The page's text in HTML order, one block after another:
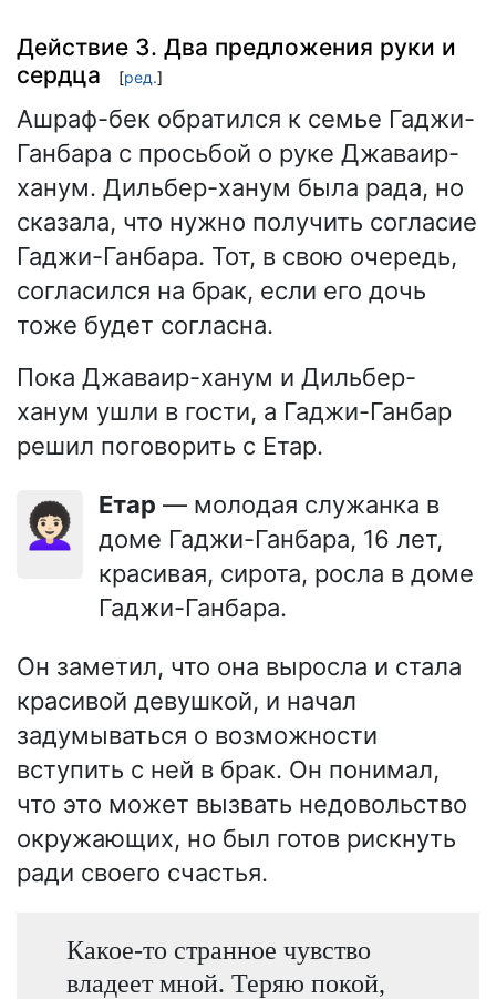
Действие 3. Два предложения руки и
сердца
[ред.]
Ашраф-бек обратился к семье Гаджи-
Ганбара с просьбой о руке Джаваир-
ханум. Дильбер-ханум была рада, но
сказала, что нужно получить согласие
Гаджи-Ганбара. Тот, в свою очередь,
согласился на брак, если его дочь
тоже будет согласна.
Пока Джаваир-ханум и Дильбер-
ханум ушли в гости, а Гаджи-Ганбар
решил поговорить с Етар.
👩🏻‍🦱 Етар — молодая служанка в
доме Гаджи-Ганбара, 16 лет,
красивая, сирота, росла в доме
Гаджи-Ганбара.
Он заметил, что она выросла и стала
красивой девушкой, и начал
задумываться о возможности
вступить с ней в брак. Он понимал,
что это может вызвать недовольство
окружающих, но был готов рискнуть
ради своего счастья.
Какое-то странное чувство
владеет мной. Теряю покой,